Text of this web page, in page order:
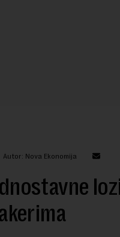
Autor: Nova Ekonomija